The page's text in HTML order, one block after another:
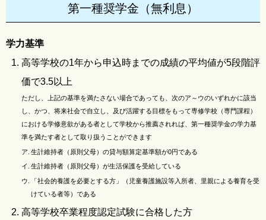
第一種奨学金（無利息）
学力基準
高等学校の1年から申込時までの成績の平均値が5段階評
価で3.5以上
ただし、上記の基準を満たさない場合であっても、次のア～ウのいずれかに該当
し、かつ、将来社会で自立し、及び活躍する目標をもって専修学校（専門課程）
における学修意欲がある者として学校から推薦されれば、第一種奨学金の学力基
準を満たす者として取り扱うことができます
ア. 生計維持者（原則父母）の貸与額算定基準額が0円である
イ. 生計維持者（原則父母）が生活保護を受給している
ウ.
「社会的養護を必要とする方」（児童養護施設等入所者、里親による養育を受
けている者等）である
高等学校卒業程度認定試験に合格した方